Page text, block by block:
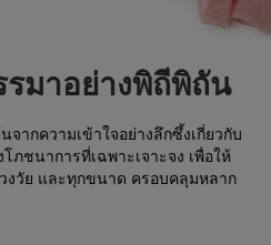
มาอย่างพิถีพิถัน
จากความเข้าใจอย่างลึกซึ้งเกี่ยวกับ
ภชนาการที่เฉพาะเจาะจง เพื่อให้
งวัย และทุกขนาด ครอบคลุมหลาก